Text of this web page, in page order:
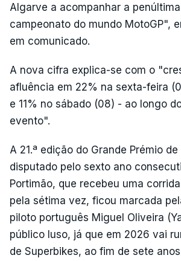
Algarve a acompanhar a
campeonato do mundo MotoGP",
em comunicado.
A nova cifra explica-se com o
afluência em 22% na sexta-feira
e 11% no sábado (08) - ao longo
evento".
A 21.ª edição do Grande Prémio
disputado pelo sexto ano
Portimão, que recebeu uma
pela sétima vez, ficou marcada
piloto português Miguel Oliveira
público luso, já que em 2026 vai
de Superbikes, ao fim de sete